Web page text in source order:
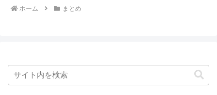
ホーム まとめ